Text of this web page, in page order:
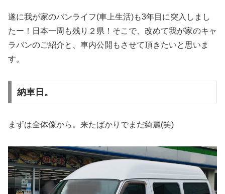
遂に我が家のバンライフ(車上生活)も3年目に突入しまし
たー！日本一周も残り２県！そこで、改めて我が家のキャ
ラバンのご紹介と、車内公開もさせて頂きたいと思いま
す。
納車日。
まずは全体像から。来たばかりでまだ綺麗(笑)